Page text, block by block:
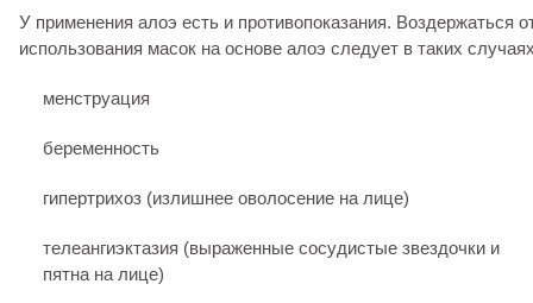
У применения алоэ есть и противопоказания. Воздержаться
использования масок на основе алоэ следует в таких
менструация
беременность
гипертрихоз (излишнее оволосение на лице)
телеангиэктазия (выраженные сосудистые звездочки и
пятна на лице)